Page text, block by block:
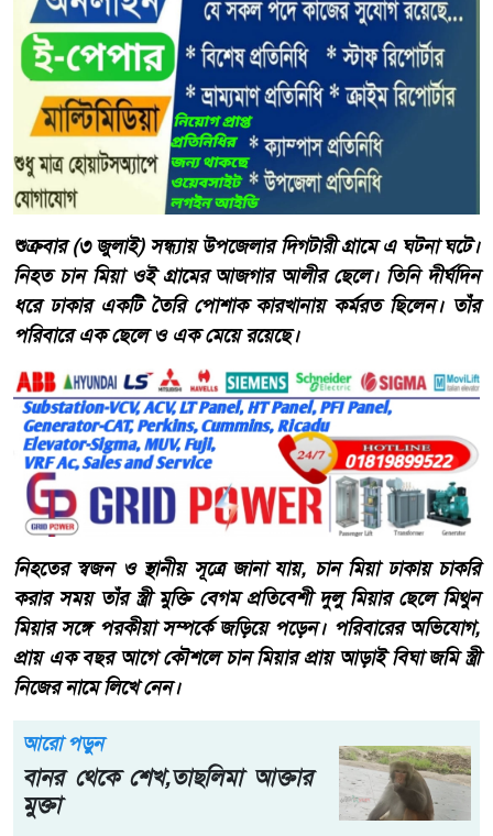
শুক্রবার (৩ জুলাই) সন্ধ্যায় উপজেলার দিগটারী গ্রামে এ ঘটনা ঘটে।
নিহত চান মিয়া ওই গ্রামের আজগার আলীর ছেলে। তিনি দীর্ঘদিন
ধরে ঢাকার একটি তৈরি পোশাক কারখানায় কর্মরত ছিলেন। তাঁর
পরিবারে এক ছেলে ও এক মেয়ে রয়েছে।
নিহতের স্বজন ও স্থানীয় সূত্রে জানা যায়, চান মিয়া ঢাকায় চাকরি
করার সময় তাঁর স্ত্রী মুক্তি বেগম প্রতিবেশী দুলু মিয়ার ছেলে মিথুন
মিয়ার সঙ্গে পরকীয়া সম্পর্কে জড়িয়ে পড়েন। পরিবারের অভিযোগ,
প্রায় এক বছর আগে কৌশলে চান মিয়ার প্রায় আড়াই বিঘা জমি স্ত্রী
নিজের নামে লিখে নেন।
আরো পড়ুন
বানর থেকে শেখ,তাছলিমা আক্তার
মুক্তা